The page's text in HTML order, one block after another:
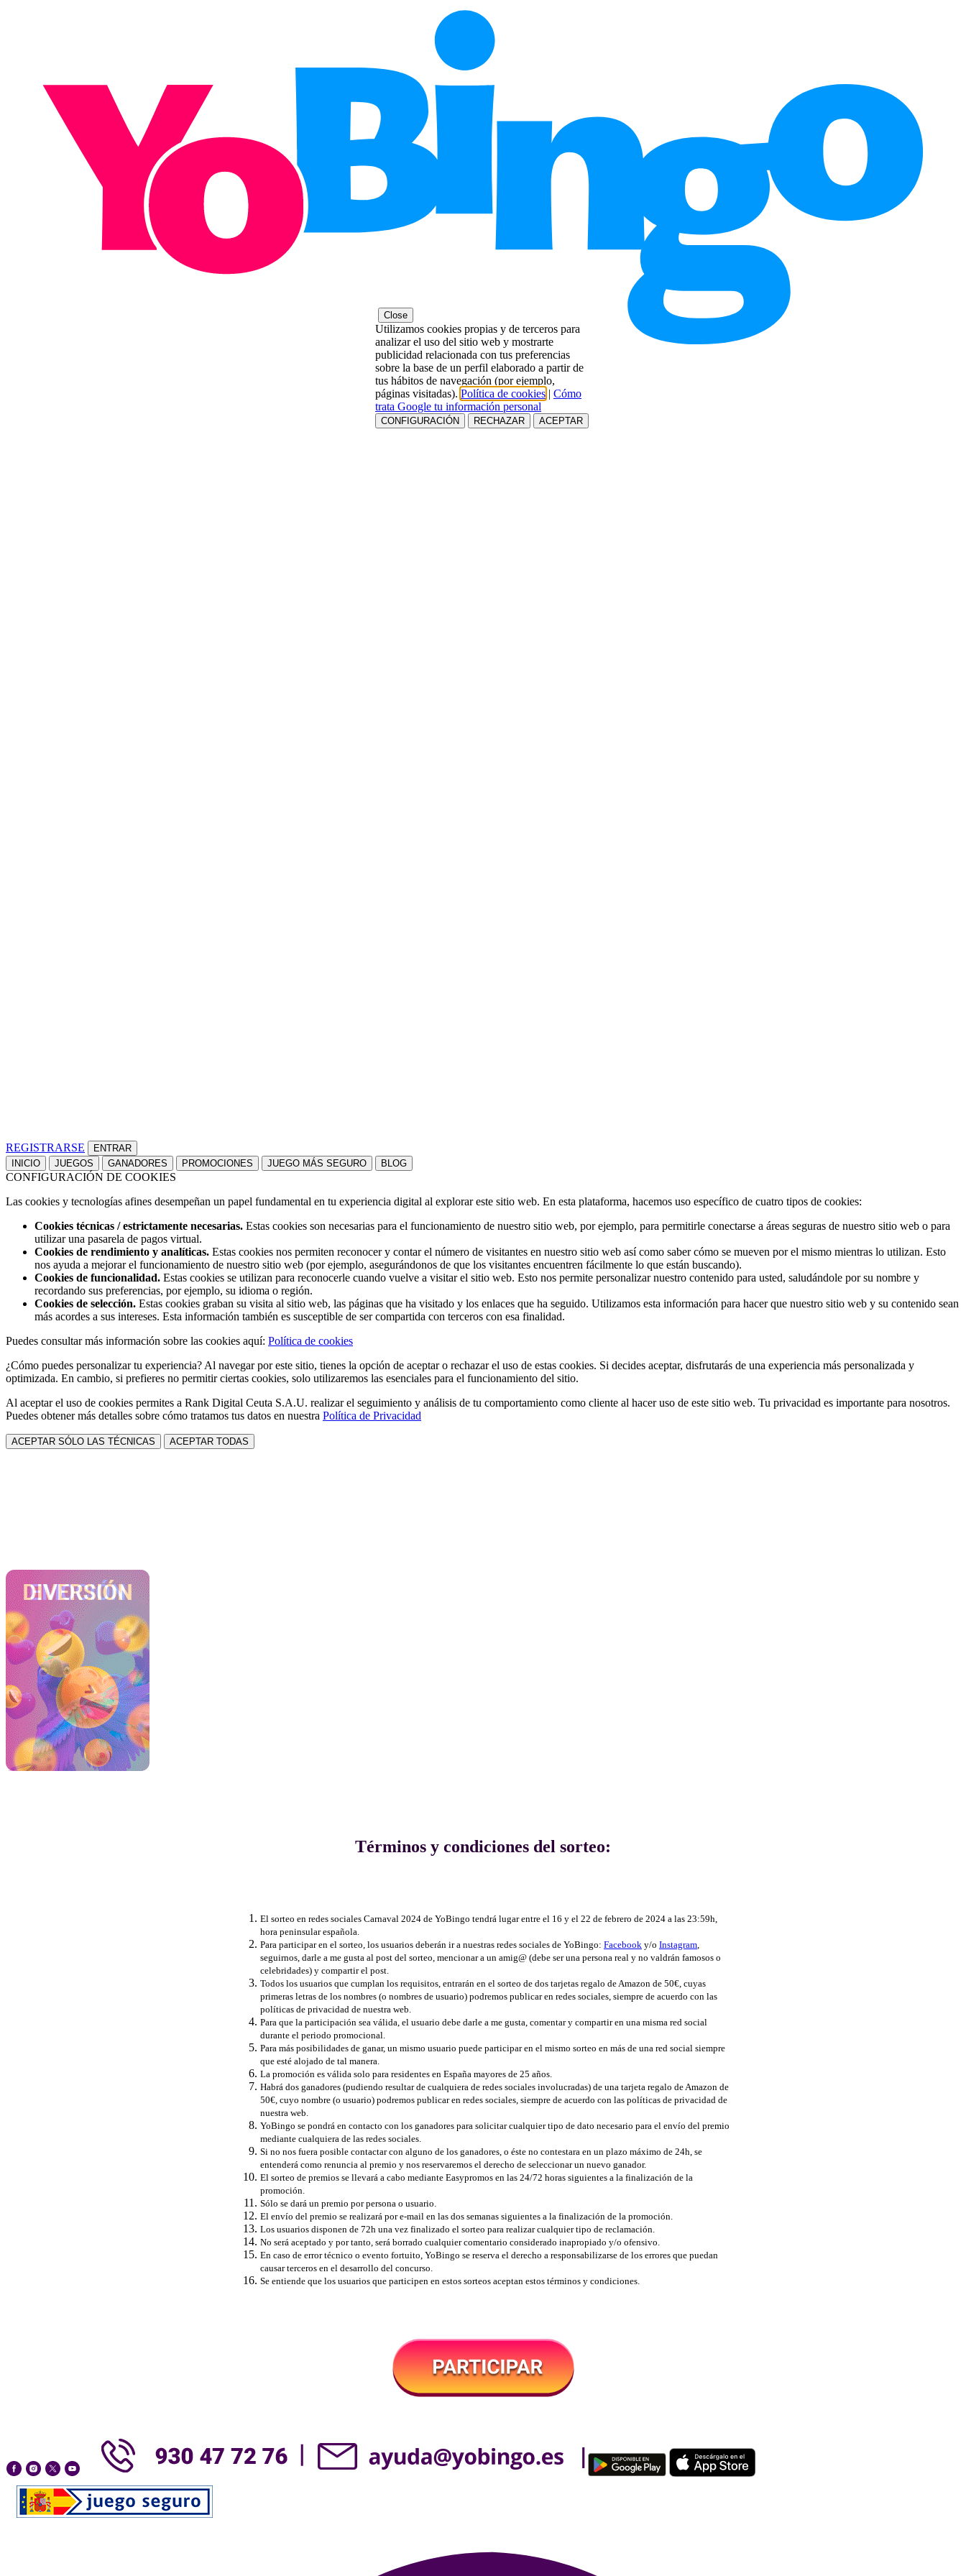
REGISTRARSE
INICIO JUEGOS GANADORES PROMOCIONES JUEGO MÁS SEGURO BLOG
CONFIGURACIÓN DE COOKIES
Las cookies y tecnologías afines desempeñan un papel fundamental en tu experiencia digital al explorar este sitio web. En esta plataforma, hacemos uso específico de cuatro tipos de cookies:
Cookies técnicas / estrictamente necesarias. Estas cookies son necesarias para el funcionamiento de nuestro sitio web, por ejemplo, para permitirle conectarse a áreas seguras de nuestro sitio web o para
utilizar una pasarela de pagos virtual.
Cookies de rendimiento y analíticas. Estas cookies nos permiten reconocer y contar el número de visitantes en nuestro sitio web así como saber cómo se mueven por el mismo mientras lo utilizan. Esto
nos ayuda a mejorar el funcionamiento de nuestro sitio web (por ejemplo, asegurándonos de que los visitantes encuentren fácilmente lo que están buscando).
Cookies de funcionalidad. Estas cookies se utilizan para reconocerle cuando vuelve a visitar el sitio web. Esto nos permite personalizar nuestro contenido para usted, saludándole por su nombre y
recordando sus preferencias, por ejemplo, su idioma o región.
Cookies de selección. Estas cookies graban su visita al sitio web, las páginas que ha visitado y los enlaces que ha seguido. Utilizamos esta información para hacer que nuestro sitio web y su contenido sean
más acordes a sus intereses. Esta información también es susceptible de ser compartida con terceros con esa finalidad.
Puedes consultar más información sobre las cookies aquí: Política de cookies
¿Cómo puedes personalizar tu experiencia? Al navegar por este sitio, tienes la opción de aceptar o rechazar el uso de estas cookies. Si decides aceptar, disfrutarás de una experiencia más personalizada y
optimizada. En cambio, si prefieres no permitir ciertas cookies, solo utilizaremos las esenciales para el funcionamiento del sitio.
Al aceptar el uso de cookies permites a Rank Digital Ceuta S.A.U. realizar el seguimiento y análisis de tu comportamiento como cliente al hacer uso de este sitio web. Tu privacidad es importante para nosotros.
Puedes obtener más detalles sobre cómo tratamos tus datos en nuestra Política de Privacidad
ACEPTAR SÓLO LAS TÉCNICAS ACEPTAR TODAS
Close
Utilizamos cookies propias y de terceros para
analizar el uso del sitio web y mostrarte
publicidad relacionada con tus preferencias
sobre la base de un perfil elaborado a partir de
tus hábitos de navegación (por ejemplo,
páginas visitadas). Política de cookies | Cómo
trata Google tu información personal
CONFIGURACIÓN RECHAZAR ACEPTAR
Términos y condiciones del sorteo:
El sorteo en redes sociales Carnaval 2024 de YoBingo tendrá lugar entre el 16 y el 22 de febrero de 2024 a las 23:59h,
hora peninsular española.
Para participar en el sorteo, los usuarios deberán ir a nuestras redes sociales de YoBingo: Facebook y/o Instagram
seguirnos, darle a me gusta al post del sorteo, mencionar a un amig@ (debe ser una persona real y no valdrán famosos o
celebridades) y compartir el post.
Todos los usuarios que cumplan los requisitos, entrarán en el sorteo de dos tarjetas regalo de Amazon de 50€, cuyas
primeras letras de los nombres (o nombres de usuario) podremos publicar en redes sociales, siempre de acuerdo con las
políticas de privacidad de nuestra web.
Para que la participación sea válida, el usuario debe darle a me gusta, comentar y compartir en una misma red social
durante el periodo promocional.
Para más posibilidades de ganar, un mismo usuario puede participar en el mismo sorteo en más de una red social siempre
que esté alojado de tal manera.
La promoción es válida solo para residentes en España mayores de 25 años.
Habrá dos ganadores (pudiendo resultar de cualquiera de redes sociales involucradas) de una tarjeta regalo de Amazon de
50€, cuyo nombre (o usuario) podremos publicar en redes sociales, siempre de acuerdo con las políticas de privacidad de
nuestra web.
YoBingo se pondrá en contacto con los ganadores para solicitar cualquier tipo de dato necesario para el envío del premio
mediante cualquiera de las redes sociales.
Si no nos fuera posible contactar con alguno de los ganadores, o éste no contestara en un plazo máximo de 24h, se
entenderá como renuncia al premio y nos reservaremos el derecho de seleccionar un nuevo ganador.
El sorteo de premios se llevará a cabo mediante Easypromos en las 24/72 horas siguientes a la finalización de la
promoción.
Sólo se dará un premio por persona o usuario.
El envío del premio se realizará por e-mail en las dos semanas siguientes a la finalización de la promoción.
Los usuarios disponen de 72h una vez finalizado el sorteo para realizar cualquier tipo de reclamación.
No será aceptado y por tanto, será borrado cualquier comentario considerado inapropiado y/o ofensivo.
En caso de error técnico o evento fortuito, YoBingo se reserva el derecho a responsabilizarse de los errores que puedan
causar terceros en el desarrollo del concurso.
Se entiende que los usuarios que participen en estos sorteos aceptan estos términos y condiciones.